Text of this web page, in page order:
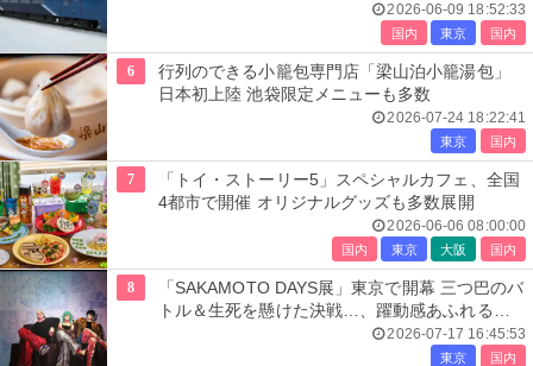
2026-06-09 18:52:33
国内 東京 国内
6
行列のできる小籠包専門店「梁山泊小籠湯包」
日本初上陸 池袋限定メニューも多数
2026-07-24 18:22:41
東京 国内
7
「トイ・ストーリー5」スペシャルカフェ、全国
4都市で開催 オリジナルグッズも多数展開
2026-06-06 08:00:00
国内 東京 大阪 国内
8
「SAKAMOTO DAYS展」東京で開幕 三つ巴のバ
トル＆生死を懸けた決戦…、躍動感あふれる展
2026-07-17 16:45:53
東京 国内